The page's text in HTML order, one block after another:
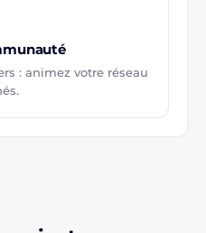
: animez votre réseau